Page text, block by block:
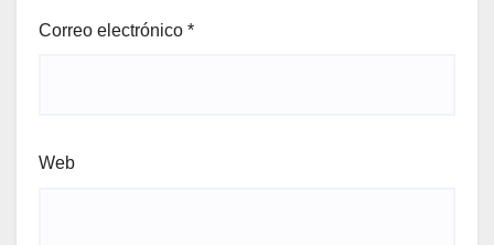
Correo electrónico *
Web